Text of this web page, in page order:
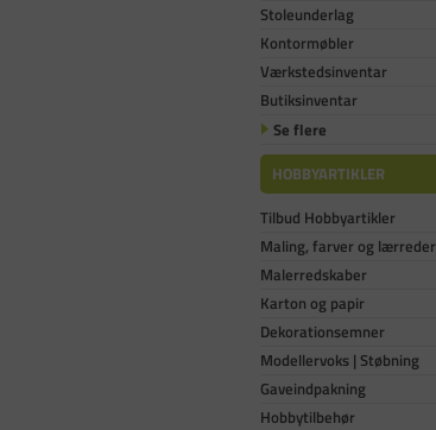
Stoleunderlag
Kontormøbler
Værkstedsinventar
Butiksinventar
Se flere
HOBBYARTIKLER
Tilbud Hobbyartikler
Maling, farver og lærreder
Malerredskaber
Karton og papir
Dekorationsemner
Modellervoks | Støbning
Gaveindpakning
Hobbytilbehør